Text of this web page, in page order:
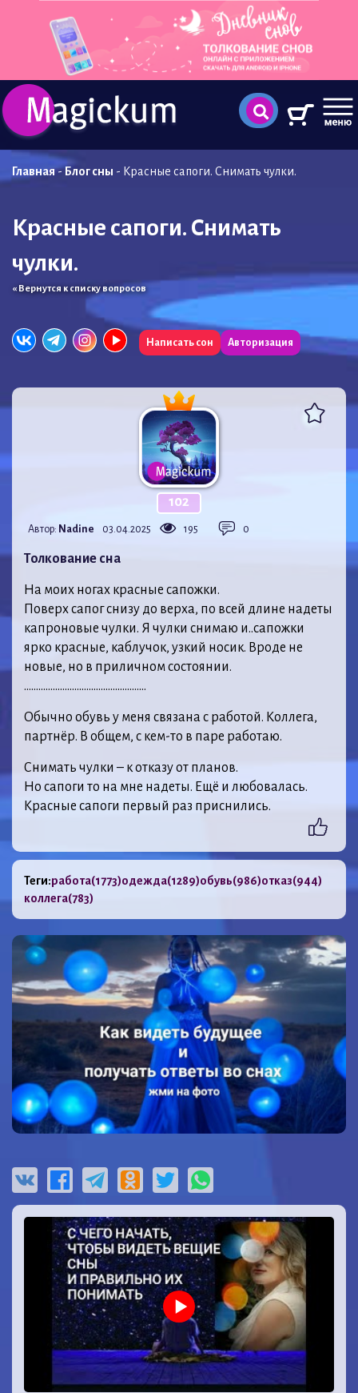
Главная-Блог сны - Красные сапоги. Снимать чулки.
Красные сапоги. Снимать
чулки.
« Вернутся к списку вопросов
Написать сон Авторизация
102
Автор: Nadine 03.04.2025 195 0
Толкование сна
На моих ногах красные сапожки.
Поверх сапог снизу до верха, по всей длине надеты
капроновые чулки. Я чулки снимаю и..сапожки
ярко красные, каблучок, узкий носик. Вроде не
новые, но в приличном состоянии.
……………………………………………
Обычно обувь у меня связана с работой. Коллега,
партнёр. В общем, с кем-то в паре работаю.
Снимать чулки – к отказу от планов.
Но сапоги то на мне надеты. Ещё и любовалась.
Красные сапоги первый раз приснились.
Теги:работа(1773)одежда(1289)обувь(986)отказ(944)
коллега(783)